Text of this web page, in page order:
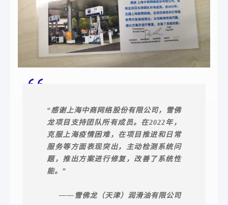
“感谢上海中商网络股份有限公司，雪佛
龙项目支持团队所有成员。在2022年，
克服上海疫情困难，在项目推进和日常
服务等方面表现突出，主动检测系统问
题，推出方案进行修复，改善了系统性
能。”
——雪佛龙（天津）润滑油有限公司